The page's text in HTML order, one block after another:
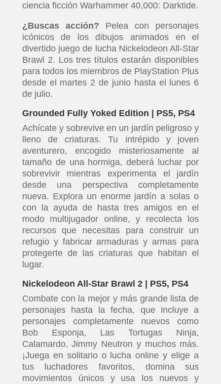
ciencia ficción Warhammer 40,000: Darktide.
¿Buscas acción? Pelea con personajes
icónicos de los dibujos animados en el
divertido juego de lucha Nickelodeon All-Star
Brawl 2. Los tres títulos estarán disponibles
para todos los miembros de PlayStation Plus
desde el martes 2 de junio hasta el lunes 6
de julio.
Grounded Fully Yoked Edition | PS5, PS4
Achícate y sobrevive en un jardín peligroso y
lleno de criaturas. Tu intrépido y joven
aventurero, encogido misteriosamente al
tamaño de una hormiga, deberá luchar por
sobrevivir mientras experimenta el jardín
desde una perspectiva completamente
nueva. Explora un enorme jardín a solas o
con la ayuda de hasta tres amigos en el
modo multijugador online, y recolecta los
recursos que necesitas para construir un
refugio y fabricar armaduras y armas para
protegerte de las criaturas que habitan el
lugar.
Nickelodeon All-Star Brawl 2 | PS5, PS4
Combate con la mejor y más grande lista de
personajes hasta la fecha, que incluye a
personajes completamente nuevos como
Bob Esponja, Las Tortugas Ninja,
Calamardo, Jimmy Neutron y muchos más.
¡Juega en solitario o lucha online y elige a
tus luchadores favoritos, domina sus
movimientos únicos y usa los nuevos y